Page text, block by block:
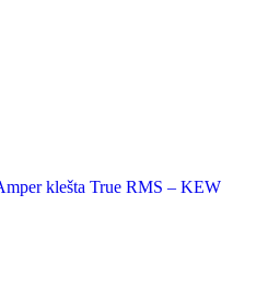
klešta True RMS – KEW